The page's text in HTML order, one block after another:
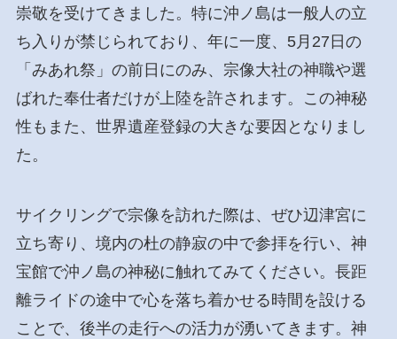
崇敬を受けてきました。特に沖ノ島は一般人の立
ち入りが禁じられており、年に一度、5月27日の
「みあれ祭」の前日にのみ、宗像大社の神職や選
ばれた奉仕者だけが上陸を許されます。この神秘
性もまた、世界遺産登録の大きな要因となりまし
た。
サイクリングで宗像を訪れた際は、ぜひ辺津宮に
立ち寄り、境内の杜の静寂の中で参拝を行い、神
宝館で沖ノ島の神秘に触れてみてください。長距
離ライドの途中で心を落ち着かせる時間を設ける
ことで、後半の走行への活力が湧いてきます。神